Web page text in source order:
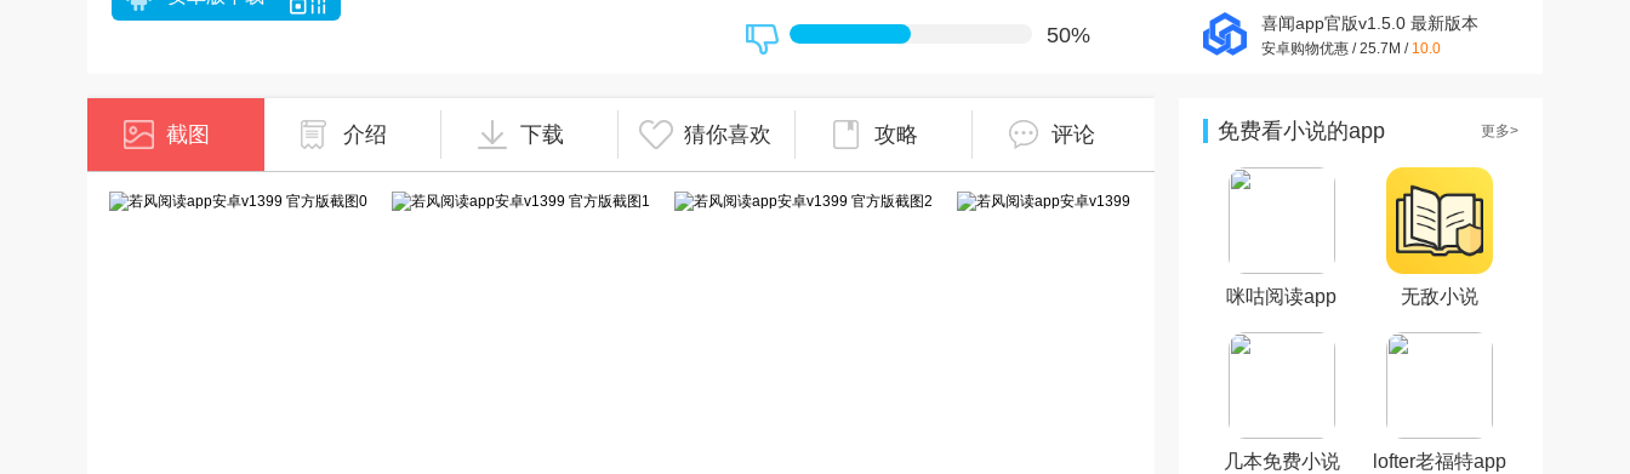
50%
喜闻app官版v1.5.0 最新版本
安卓购物优惠 / 25.7M / 10.0
安卓购物优惠 / 24.8M /
抖音短视频appv37.8.0 最新版
安卓影音视听 / 327.7M /9.4
小红书app官方版v9.19.0 官方
安卓聊天社交 / 154.0M /
美图秀秀手机版官方版
v10.10.0最新版
安卓摄影摄像 / 174M /10.0
截图 介绍 下载 猜你喜欢 攻略 评论 免费看小说的app 更多>
咪咕阅读app 无敌小说
几本免费小说 lofter老福特app